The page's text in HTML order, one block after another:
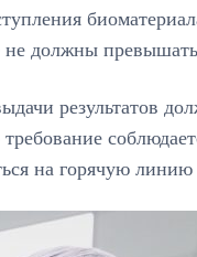
не должны
результатов
на горячую линию